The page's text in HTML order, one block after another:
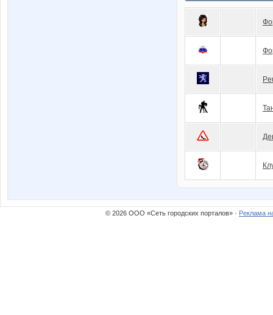
© 2026 ООО «Сеть городских порталов» · Реклама